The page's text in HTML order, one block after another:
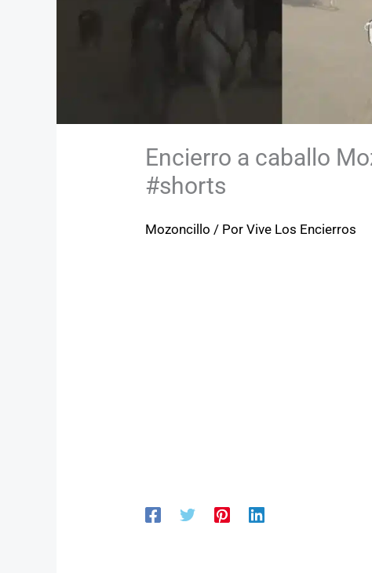
Encierro a caballo
#shorts
Mozoncillo / PorVive Los Encierros